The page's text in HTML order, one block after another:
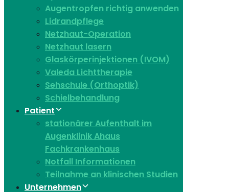
Augentropfen richtig anwenden
Lidrandpflege
Netzhaut-Operation
Netzhaut lasern
Glaskörperinjektionen (IVOM)
Valeda Lichttherapie
Sehschule (Orthoptik)
Schielbehandlung
Patient
stationärer Aufenthalt im
Augenklinik Ahaus
Fachkrankenhaus
Notfall Informationen
Teilnahme an klinischen Studien
Unternehmen